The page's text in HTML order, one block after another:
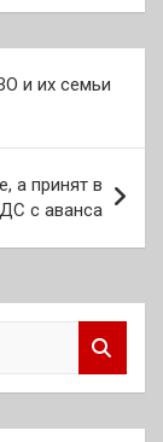
и их семьи
а принят в
с аванса